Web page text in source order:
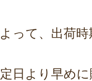
って、出荷
日より早め